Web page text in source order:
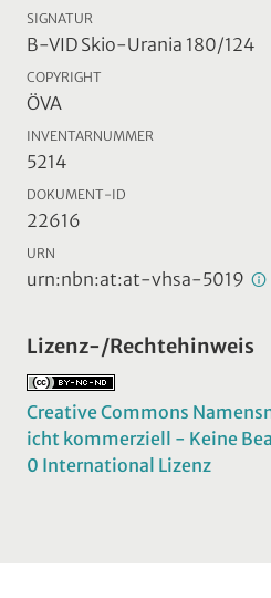
SIGNATUR
B-VID Skio-Urania 180/124
COPYRIGHT
ÖVA
INVENTARNUMMER
5214
DOKUMENT-ID
22616
URN
urn:nbn:at:at-vhsa-5019
Lizenz-/Rechtehinweis
Creative Commons
icht kommerziell - Keine
0 International Lizenz